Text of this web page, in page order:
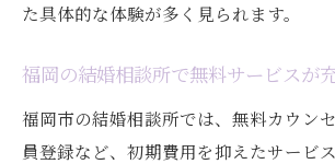
た具体的な体験が多く見られます。
福岡の結婚相談所で無料サービスが
福岡市の結婚相談所では、無料カウン
員登録など、初期費用を抑えたサービ